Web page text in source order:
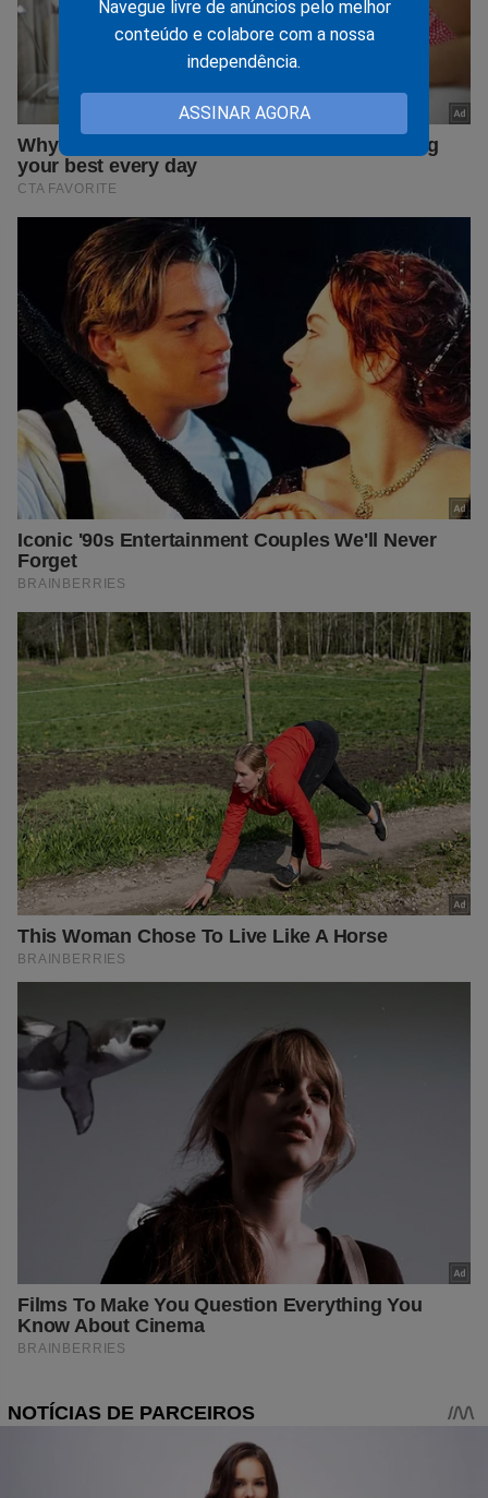
Navegue livre de anúncios pelo melhor
conteúdo e colabore com a nossa
independência.
ASSINAR AGORA